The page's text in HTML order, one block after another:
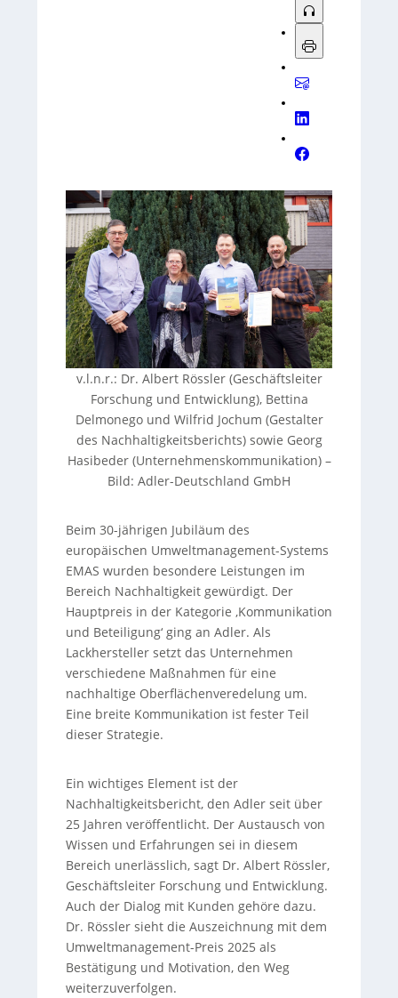
v.l.n.r.: Dr. Albert Rössler (Geschäftsleiter
Forschung und Entwicklung), Bettina
Delmonego und Wilfrid Jochum (Gestalter
des Nachhaltigkeitsberichts) sowie Georg
Hasibeder (Unternehmenskommunikation) –
Bild: Adler-Deutschland GmbH
Beim 30-jährigen Jubiläum des
europäischen Umweltmanagement-Systems
EMAS wurden besondere Leistungen im
Bereich Nachhaltigkeit gewürdigt. Der
Hauptpreis in der Kategorie ‚Kommunikation
und Beteiligung‘ ging an Adler. Als
Lackhersteller setzt das Unternehmen
verschiedene Maßnahmen für eine
nachhaltige Oberflächenveredelung um.
Eine breite Kommunikation ist fester Teil
dieser Strategie.
Ein wichtiges Element ist der
Nachhaltigkeitsbericht, den Adler seit über
25 Jahren veröffentlicht. Der Austausch von
Wissen und Erfahrungen sei in diesem
Bereich unerlässlich, sagt Dr. Albert Rössler,
Geschäftsleiter Forschung und Entwicklung.
Auch der Dialog mit Kunden gehöre dazu.
Dr. Rössler sieht die Auszeichnung mit dem
Umweltmanagement-Preis 2025 als
Bestätigung und Motivation, den Weg
weiterzuverfolgen.